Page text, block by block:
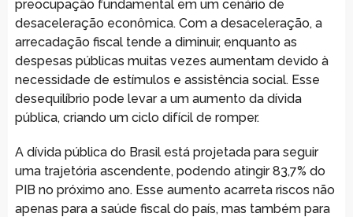
preocupação fundamental em um cenário de
desaceleração econômica. Com a desaceleração, a
arrecadação fiscal tende a diminuir, enquanto as
despesas públicas muitas vezes aumentam devido à
necessidade de estímulos e assistência social. Esse
desequilíbrio pode levar a um aumento da dívida
pública, criando um ciclo difícil de romper.
A dívida pública do Brasil está projetada para seguir
uma trajetória ascendente, podendo atingir 83,7% do
PIB no próximo ano. Esse aumento acarreta riscos não
apenas para a saúde fiscal do país, mas também para